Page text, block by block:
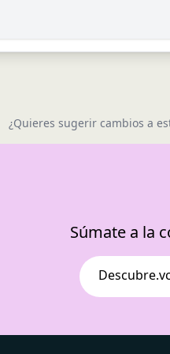
¿Quieres sugerir cambios a
Súmate a la